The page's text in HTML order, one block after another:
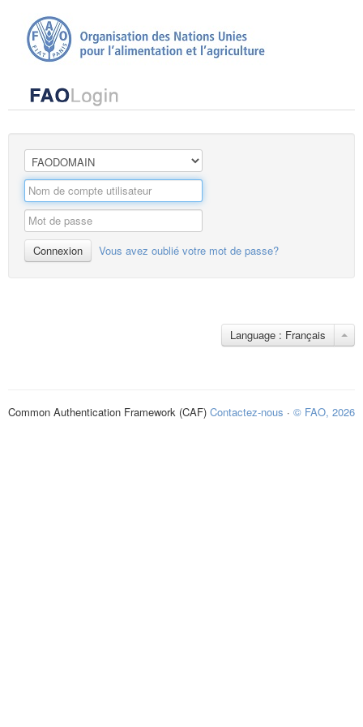
Connexion Vous avez oublié votre mot de passe?
Language : Français
Common Authentication Framework (CAF) Contactez-nous · © FAO, 2026